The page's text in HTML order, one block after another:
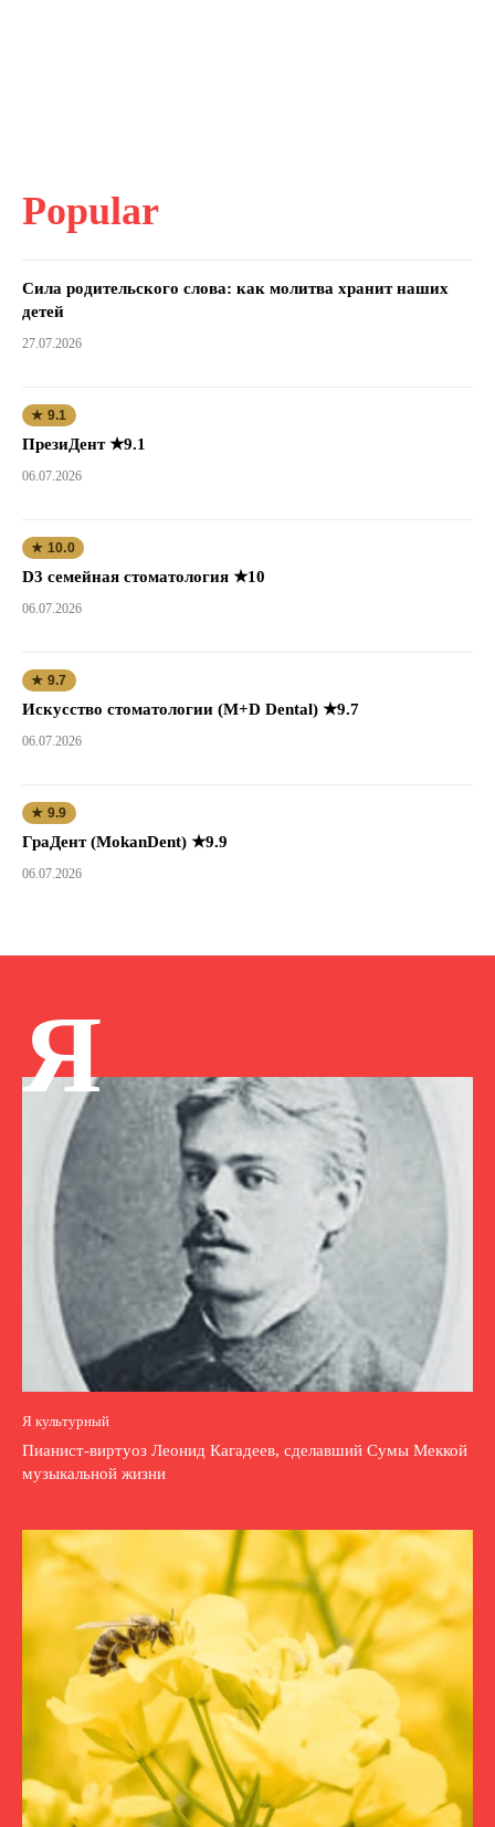
Popular
Сила родительского слова: как молитва хранит наших
детей
27.07.2026
★ 9.1
ПрезиДент ★9.1
06.07.2026
★ 10.0
D3 семейная стоматология ★10
06.07.2026
★ 9.7
Искусство стоматологии (M+D Dental) ★9.7
06.07.2026
★ 9.9
ГраДент (MokanDent) ★9.9
06.07.2026
Я
Я культурный
Пианист-виртуоз Леонид Кагадеев, сделавший Сумы Меккой
музыкальной жизни